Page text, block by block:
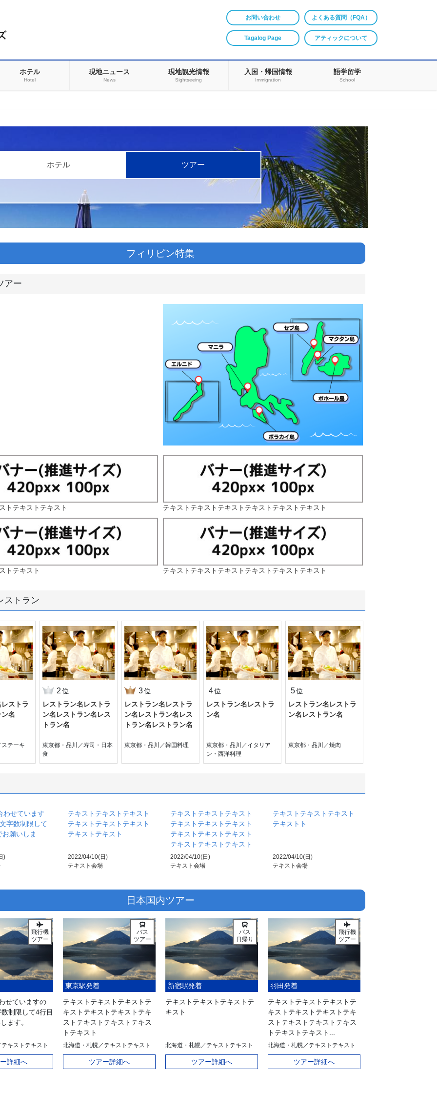
お問い合わせ よくある質問（FQA）
Tagalog Page アティックについて
ホテル
Hotel
現地ニュース
News
現地観光情報
Sightseeing
入国・帰国情報
Immigration
語学留学
School
ホテル ツアー
フィリピン特集
アー
トテキストテキスト テキストテキストテキストテキストテキストテキスト
トテキスト テキストテキストテキストテキストテキストテキスト
ストラン
ストラ
名
テーキ
2位
レストラン名レストラ
ン名レストラン名レス
トラン名
東京都・品川／寿司・日本
食
3位
レストラン名レストラ
ン名レストラン名レス
トラン名レストラン名
東京都・品川／韓国料理
4位
レストラン名レストラ
ン名
東京都・品川／イタリア
ン・西洋料理
5位
レストラン名レストラ
ン名レストラン名
東京都・品川／焼肉
わせています
字数制限して
願いしま
)
テキストテキストテキスト
テキストテキストテキスト
テキストテキスト
2022/04/10(日)
テキスト会場
テキストテキストテキスト
テキストテキストテキスト
テキストテキストテキスト
テキストテキストテキスト
2022/04/10(日)
テキスト会場
テキストテキストテキスト
テキストト
2022/04/10(日)
テキスト会場
日本国内ツアー
飛行機
ツアー
せていますの
制限して4行目
ます。
キストテキスト
詳細へ
バス
ツアー
東京駅発着
テキストテキストテキストテ
キストテキストテキストテキ
ストテキストテキストテキス
トテキスト
北海道・札幌／テキストテキスト
ツアー詳細へ
バス
日帰り
新宿駅発着
テキストテキストテキストテ
キスト
北海道・札幌／テキストテキスト
ツアー詳細へ
飛行機
ツアー
羽田発着
テキストテキストテキストテ
キストテキストテキストテキ
ストテキストテキストテキス
トテキストテキスト...
北海道・札幌／テキストテキスト
ツアー詳細へ